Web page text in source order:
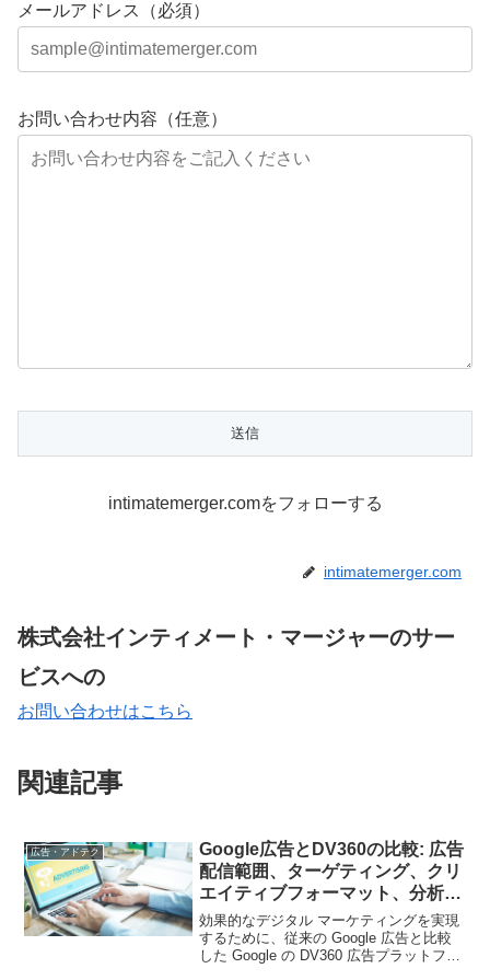
メールアドレス（必須）
お問い合わせ内容（任意）
intimatemerger.comをフォローする
intimatemerger.com
株式会社インティメート・マージャーのサー
ビスへの
お問い合わせはこちら
関連記事
広告・アドテク
Google広告とDV360の比較: 広告
配信範囲、ターゲティング、クリ
エイティブフォーマット、分析機
能の視点から
効果的なデジタル マーケティングを実現
するために、従来の Google 広告と比較
した Google の DV360 広告プラットフォ